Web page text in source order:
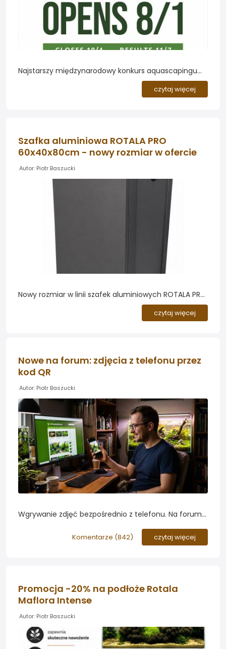
Najstarszy międzynarodowy konkurs aquascapingu
wraca. Organizacja Aquatic Gardeners Association
ogłosiła terminy tegorocznej edycji AGA International
czytaj więcej
Szafka aluminiowa ROTALA PRO
60x40x80cm - nowy rozmiar w ofercie
Autor: Piotr Baszucki
Nowy rozmiar w linii szafek aluminiowych ROTALA PRO.
Do oferty szafek aluminiowych ROTALA PRO dołączył
popularny rozmiar 60x40x80cm. To kolejny wariant w
wymiarach 60x40cm....
czytaj więcej
Nowe na forum: zdjęcia z telefonu przez
kod QR
Autor: Piotr Baszucki
Wgrywanie zdjęć bezpośrednio z telefonu. Na forum
możliwość dodawania zdjęć i załączników do postów
fotograficznego....
Komentarze (842) czytaj więcej
Promocja -20% na podłoże Rotala
Maflora Intense
Autor: Piotr Baszucki